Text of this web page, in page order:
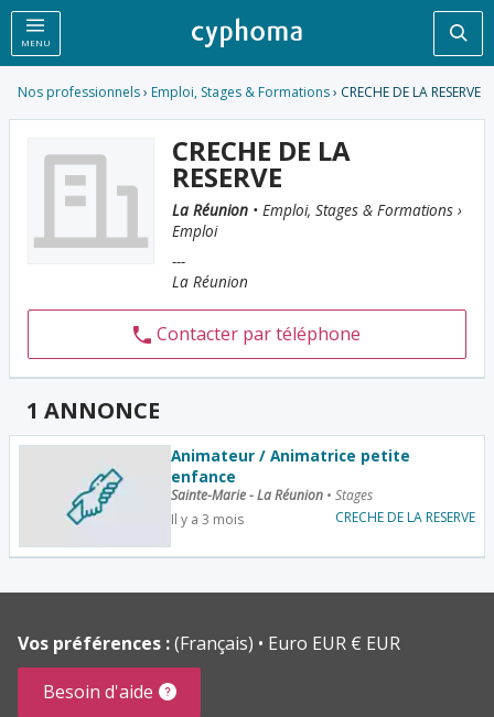
MENU
Nos professionnels› Emploi, Stages & Formations› CRECHE DE LA RESERVE
CRECHE DE LA
RESERVE
La Réunion • Emploi, Stages & Formations ›
Emploi
---
La Réunion
Contacter par téléphone
1 ANNONCE
Animateur / Animatrice petite
enfance
Sainte-Marie - La Réunion • Stages
Il y a 3 mois
CRECHE DE LA RESERVE
Vos préférences :(Français)
Euro EUR € EUR
Besoin d'aide